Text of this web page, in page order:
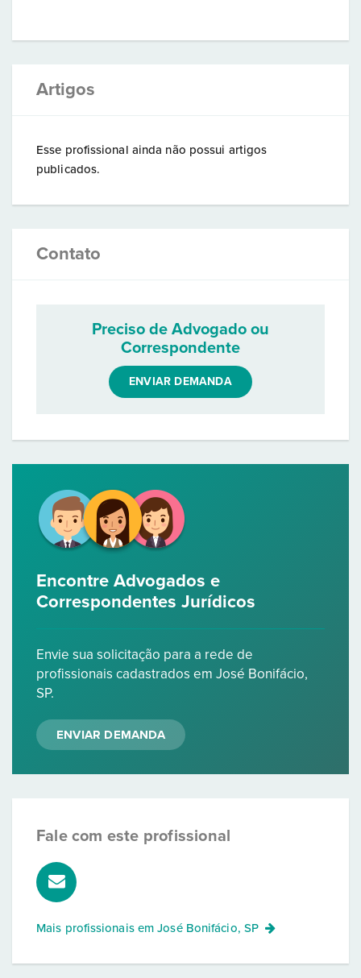
Artigos
Esse profissional ainda não possui artigos
publicados.
Contato
Preciso de Advogado ou
Correspondente
ENVIAR DEMANDA
Encontre Advogados e
Correspondentes Jurídicos
Envie sua solicitação para a rede de
profissionais cadastrados em José Bonifácio,
SP.
ENVIAR DEMANDA
Fale com este profissional
Mais profissionais emJosé Bonifácio, SP